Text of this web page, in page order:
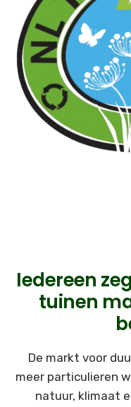
Iedereen
tuinen
De markt voor
meer particulieren
natuur, klimaat